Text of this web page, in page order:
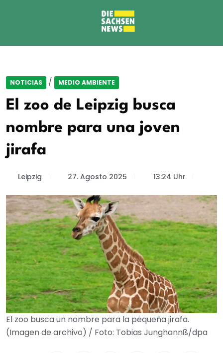
NOTICIAS / MEDIO AMBIENTE
El zoo de Leipzig busca
nombre para una joven
jirafa
Leipzig 27. Agosto 2025 13:24 Uhr
El zoo busca un nombre para la pequeña jirafa.
(Imagen de archivo) / Foto: Tobias Junghannß/dpa